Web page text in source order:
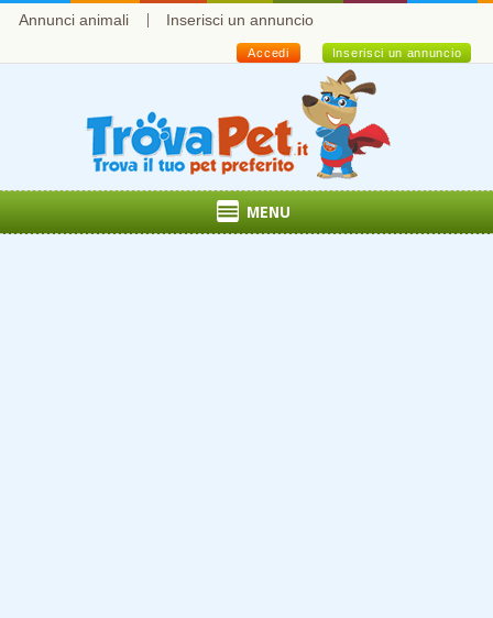
Annunci animali Inserisci un annuncio
Inserisci un annuncio
Accedi
MENU